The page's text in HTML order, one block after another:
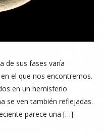
de sus fases varía
el que nos encontremos.
en un hemisferio
se ven también reflejadas.
parece una […]